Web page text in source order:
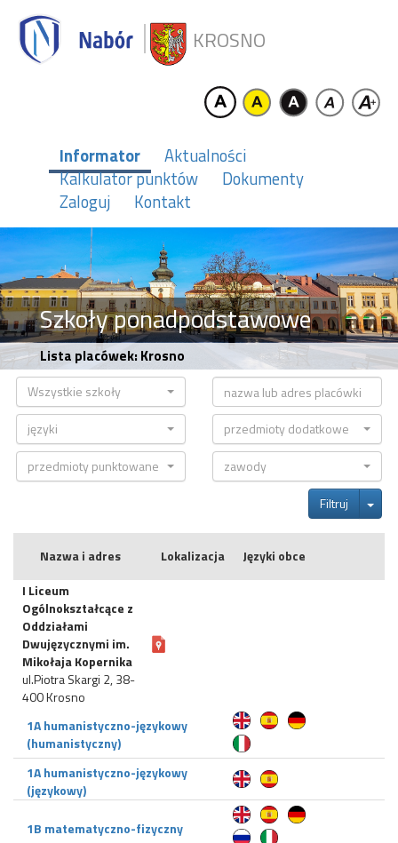
KROSNO
Informator
Aktualności
Kalkulator punktów
Dokumenty
Zaloguj
Kontakt
Szkoły ponadpodstawowe
Lista placówek: Krosno
Wszystkie szkoły
języki
przedmioty dodatkowe
przedmioty punktowane
zawody
Filtruj
Nazwa i adres Lokalizacja
Języki obce
I Liceum
Ogólnokształcące z
Oddziałami
Dwujęzycznymi im.
Mikołaja Kopernika
ul.Piotra Skargi 2, 38-
400 Krosno
1A humanistyczno-językowy
(humanistyczny)
1A humanistyczno-językowy
(językowy)
1B matematyczno-fizyczny